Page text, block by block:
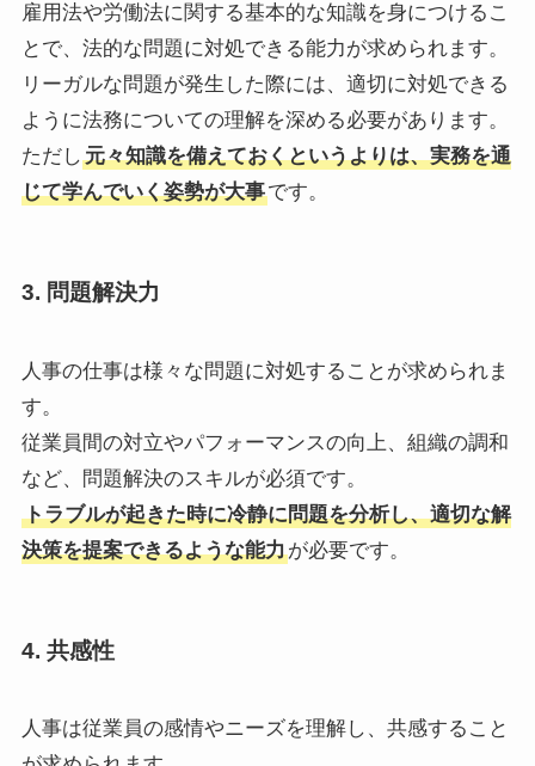
雇用法や労働法に関する基本的な知識を身につけるこ
とで、法的な問題に対処できる能力が求められます。
リーガルな問題が発生した際には、適切に対処できる
ように法務についての理解を深める必要があります。
ただし 元々知識を備えておくというよりは、実務を通
じて学んでいく姿勢が大事です。
3. 問題解決力
人事の仕事は様々な問題に対処することが求められま
す。
従業員間の対立やパフォーマンスの向上、組織の調和
など、問題解決のスキルが必須です。
トラブルが起きた時に冷静に問題を分析し、適切な解
決策を提案できるような能力が必要です。
4. 共感性
人事は従業員の感情やニーズを理解し、共感すること